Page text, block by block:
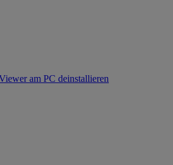
am PC deinstallieren